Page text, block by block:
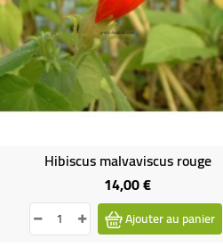
Hibiscus malvaviscus rouge
14,00 €Prix
Ajouter au panier